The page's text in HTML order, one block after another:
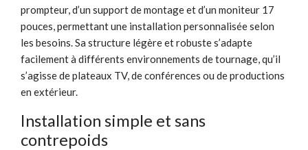
prompteur, d’un support de montage et d’un moniteur 17
pouces, permettant une installation personnalisée selon
les besoins. Sa structure légère et robuste s’adapte
facilement à différents environnements de tournage, qu’il
s’agisse de plateaux TV, de conférences ou de productions
en extérieur.
Installation simple et sans
contrepoids